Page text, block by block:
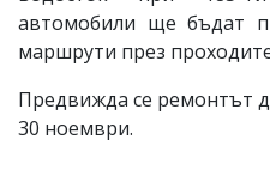
вас
коментар,
сигнализирайте
ни!
автомобили ще бъдат
маршрути през
Предвижда се ремонтът
30 ноември.